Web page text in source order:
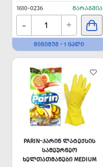
1610-0236 ᲛᲐᲠᲐᲒᲨᲘᲐ
- +
ᲛᲘᲜᲘᲛᲣᲛ - 1 ᲪᲐᲚᲘ
PARIN-ᲞᲐᲠᲘᲜ ᲚᲐᲢᲔᲥᲡᲘᲡ
ᲡᲐᲛᲔᲣᲠᲜᲔᲝ
ᲮᲔᲚᲗᲐᲗᲛᲐᲜᲔᲑᲘ MEDIUM